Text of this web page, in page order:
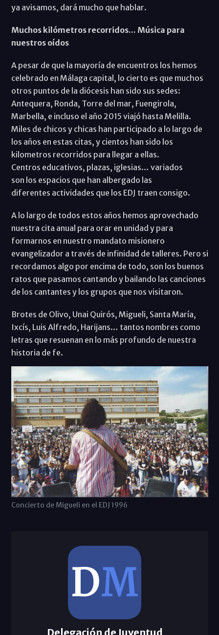
ya avisamos, dará mucho que hablar.
Muchos kilómetros recorridos... Música para
nuestros oídos
A pesar de que la mayoría de encuentros los hemos
celebrado en Málaga capital, lo cierto es que muchos
otros puntos de la diócesis han sido sus sedes:
Antequera, Ronda, Torre del mar, Fuengirola,
Marbella, e incluso el año 2015 viajó hasta Melilla.
Miles de chicos y chicas han participado a lo largo de
los años en estas citas, y cientos han sido los
kilometros recorridos para llegar a ellas.
Centros educativos, plazas, iglesias… variados
son los espacios que han albergado las
diferentes actividades que los EDJ traen consigo.
A lo largo de todos estos años hemos aprovechado
nuestra cita anual para orar en unidad y para
formarnos en nuestro mandato misionero
evangelizador a través de infinidad de talleres. Pero si
recordamos algo por encima de todo, son los buenos
ratos que pasamos cantando y bailando las canciones
de los cantantes y los grupos que nos visitaron.
Brotes de Olivo, Unai Quirós, Migueli, Santa María,
Ixcís, Luis Alfredo, Harijans… tantos nombres como
letras que resuenan en lo más profundo de nuestra
historia de fe.
Concierto de Migueli en el EDJ 1996
Delegación de Juventud